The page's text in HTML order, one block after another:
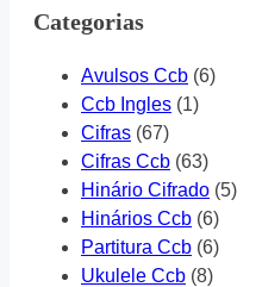
Categorias
Avulsos Ccb (6)
Ccb Ingles (1)
Cifras (67)
Cifras Ccb (63)
Hinário Cifrado (5)
Hinários Ccb (6)
Partitura Ccb (6)
Ukulele Ccb (8)